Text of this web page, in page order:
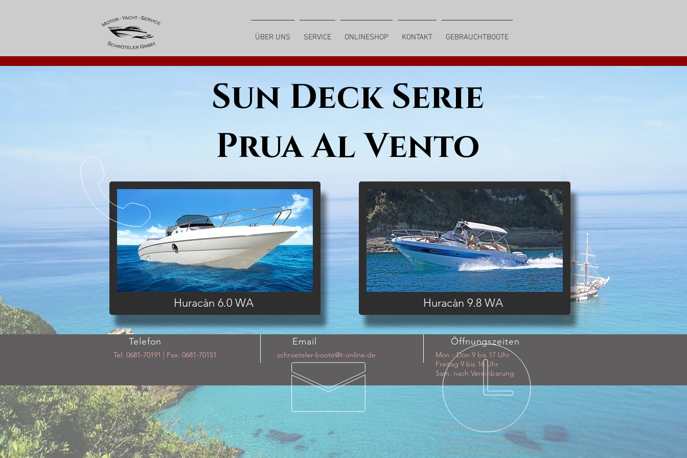
ÜBER UNS SERVICE ONLINESHOP KONTAKT GEBRAUCHTBOOTE
Sun Deck Serie
Prua Al Vento
Huracàn 6.0 WA Huracàn 9.8 WA
Telefon
Tel: 0681-70191 | Fax: 0681-70151
Email
schroeteler-boote@t-online.de
Öffnungszeiten
Mon - Don 9 bis 17 Uhr
Freitag 9 bis 16 Uhr
Sam. nach Vereinbarung
Über 40 Jahre Erfahrung
sprechen für sich
Ob Verkauf oder Service, wir
BESUCHEN SIE UNS
Am Güterbahnhof 8A
66128 Saarbrücken-Gersweiler